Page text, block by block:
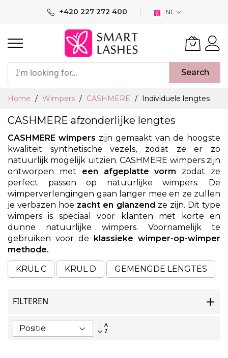
inhoud
+420 227 272 400 NL
Search
Home Wimpers CASHMERE Individuele lengtes
CASHMERE afzonderlijke lengtes
CASHMERE wimpers zijn gemaakt van de hoogste
kwaliteit synthetische vezels, zodat ze er zo
natuurlijk mogelijk uitzien. CASHMERE wimpers zijn
ontworpen met een afgeplatte vorm zodat ze
perfect passen op natuurlijke wimpers. De
wimperverlengingen gaan langer mee en ze zullen
je verbazen hoe zacht en glanzend ze zijn. Dit type
wimpers is speciaal voor klanten met korte en
dunne natuurlijke wimpers. Voornamelijk te
gebruiken voor de klassieke wimper-op-wimper
methode.
KRUL C
KRUL D GEMENGDE LENGTES
FILTEREN
Van